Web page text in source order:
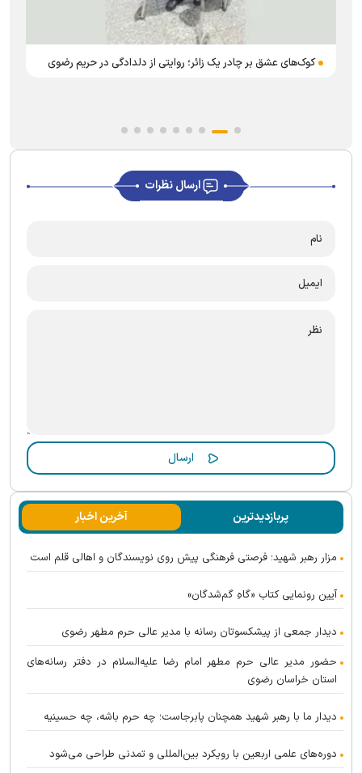
کوک‌های عشق بر چادر یک زائر؛ روایتی از دلدادگی در حریم رضوی
ارسال نظرات
پربازدیدترین آخرین اخبار
مزار رهبر شهید؛ فرصتی فرهنگی پیش روی نویسندگان و اهالی قلم است
آیین رونمایی کتاب «گاهِ گم‌شدگان»
دیدار جمعی از پیشکسوتان رسانه با مدیر عالی حرم مطهر رضوی
حضور مدیر عالی حرم مطهر امام رضا علیه‌السلام در دفتر رسانه‌های
استان خراسان رضوی
دیدار ما با رهبر شهید همچنان پابرجاست؛ چه حرم باشه، چه حسینیه
دوره‌های علمی اربعین با رویکرد بین‌المللی و تمدنی طراحی می‌شود